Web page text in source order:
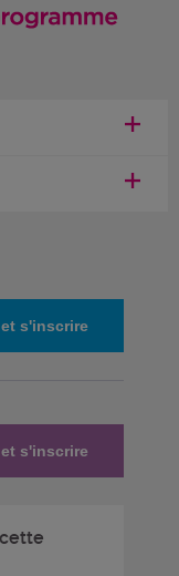
s'inscrire
s'inscrire